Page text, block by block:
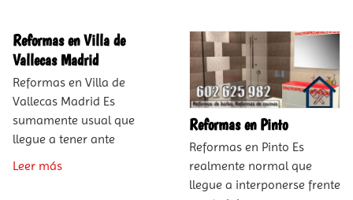
Reformas en Villa de
Vallecas Madrid
Reformas en Villa de
Vallecas Madrid Es
sumamente usual que
llegue a tener ante
Leer más
Reformas en Pinto
Reformas en Pinto Es
realmente normal que
llegue a interponerse frente